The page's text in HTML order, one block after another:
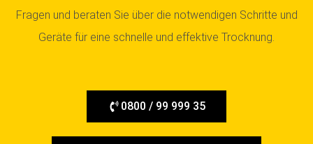
Fragen und beraten Sie über die notwendigen Schritte und
Geräte für eine schnelle und effektive Trocknung.
0800 / 99 999 35